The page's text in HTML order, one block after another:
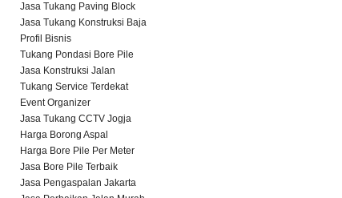
Jasa Tukang Paving Block
Jasa Tukang Konstruksi Baja
Profil Bisnis
Tukang Pondasi Bore Pile
Jasa Konstruksi Jalan
Tukang Service Terdekat
Event Organizer
Jasa Tukang CCTV Jogja
Harga Borong Aspal
Harga Bore Pile Per Meter
Jasa Bore Pile Terbaik
Jasa Pengaspalan Jakarta